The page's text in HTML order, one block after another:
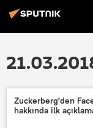
Zuckerberg'den
hakkında ilk